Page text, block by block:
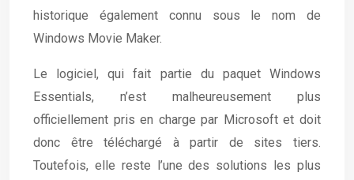
historique également connu sous le nom de
Windows Movie Maker.
Le logiciel, qui fait partie du paquet Windows
Essentials, n’est malheureusement plus
officiellement pris en charge par Microsoft et doit
donc être téléchargé à partir de sites tiers.
Toutefois, elle reste l’une des solutions les plus